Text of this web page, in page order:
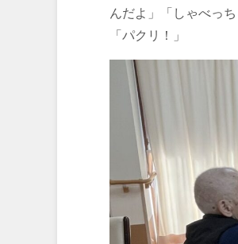
んだよ」「しゃべっ
「パクリ！」